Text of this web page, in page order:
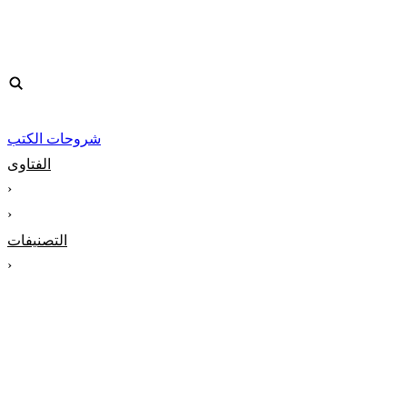
شروحات الكتب
الفتاوى
‹
‹
التصنيفات
‹